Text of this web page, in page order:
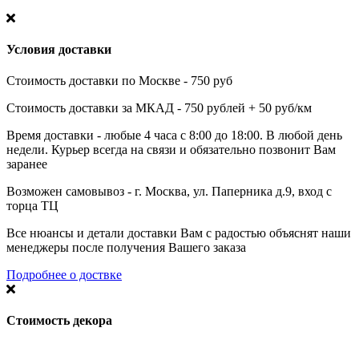
Условия доставки
Стоимость доставки по Москве - 750 руб
Стоимость доставки за МКАД - 750 рублей + 50 руб/км
Время доставки - любые 4 часа с 8:00 до 18:00. В любой день
недели. Курьер всегда на связи и обязательно позвонит Вам
заранее
Возможен самовывоз - г. Москва, ул. Паперника д.9, вход с
торца ТЦ
Все нюансы и детали доставки Вам с радостью объяснят наши
менеджеры после получения Вашего заказа
Подробнее о доствке
Стоимость декора